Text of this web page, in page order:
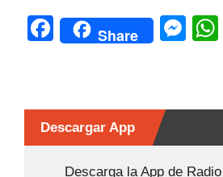
F
a
e
b
o
Share
M
s
n
Descargar App
Descarga la App de